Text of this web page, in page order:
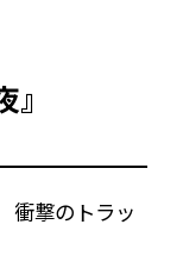
』
衝撃のトラッ